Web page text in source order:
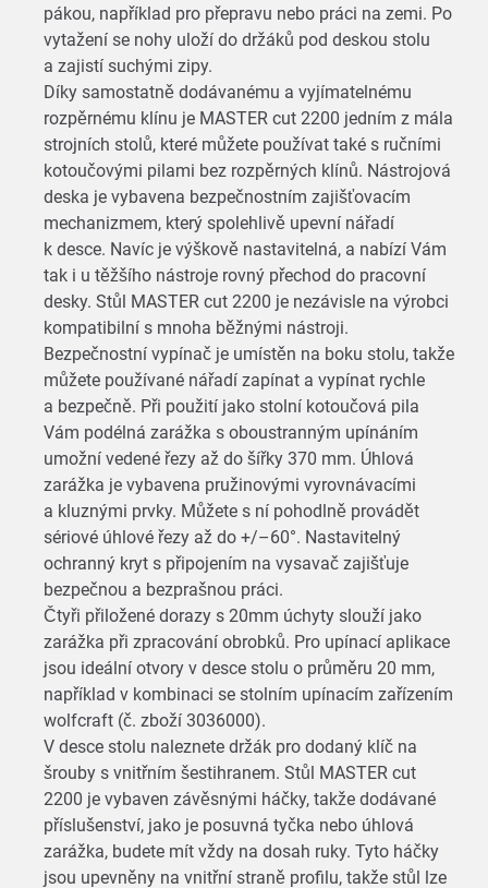
pákou, například pro přepravu nebo práci na zemi. Po
vytažení se nohy uloží do držáků pod deskou stolu
a zajistí suchými zipy.
Díky samostatně dodávanému a vyjímatelnému
rozpěrnému klínu je MASTER cut 2200 jedním z mála
strojních stolů, které můžete používat také s ručními
kotoučovými pilami bez rozpěrných klínů. Nástrojová
deska je vybavena bezpečnostním zajišťovacím
mechanizmem, který spolehlivě upevní nářadí
k desce. Navíc je výškově nastavitelná, a nabízí Vám
tak i u těžšího nástroje rovný přechod do pracovní
desky. Stůl MASTER cut 2200 je nezávisle na výrobci
kompatibilní s mnoha běžnými nástroji.
Bezpečnostní vypínač je umístěn na boku stolu, takže
můžete používané nářadí zapínat a vypínat rychle
a bezpečně. Při použití jako stolní kotoučová pila
Vám podélná zarážka s oboustranným upínáním
umožní vedené řezy až do šířky 370 mm. Úhlová
zarážka je vybavena pružinovými vyrovnávacími
a kluznými prvky. Můžete s ní pohodlně provádět
sériové úhlové řezy až do +/–60°. Nastavitelný
ochranný kryt s připojením na vysavač zajišťuje
bezpečnou a bezprašnou práci.
Čtyři přiložené dorazy s 20mm úchyty slouží jako
zarážka při zpracování obrobků. Pro upínací aplikace
jsou ideální otvory v desce stolu o průměru 20 mm,
například v kombinaci se stolním upínacím zařízením
wolfcraft (č. zboží 3036000).
V desce stolu naleznete držák pro dodaný klíč na
šrouby s vnitřním šestihranem. Stůl MASTER cut
2200 je vybaven závěsnými háčky, takže dodávané
příslušenství, jako je posuvná tyčka nebo úhlová
zarážka, budete mít vždy na dosah ruky. Tyto háčky
jsou upevněny na vnitřní straně profilu, takže stůl lze